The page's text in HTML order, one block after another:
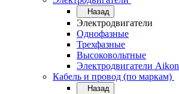
Назад
Электродвигатели
Однофазные
Трехфазные
Высоковольтные
Электродвигатели Aikon
Кабель и провод (по маркам)
Назад